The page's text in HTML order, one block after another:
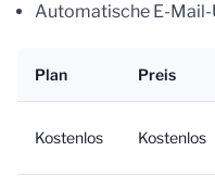
Automatische E-
Plan Preis
Kostenlos Kostenlos